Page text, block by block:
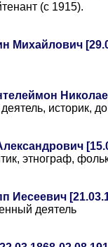
(с 1915).
Михайлович
историк,
этнограф,
Иесеевич
деятель